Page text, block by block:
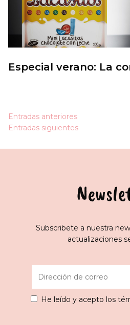
Especial verano: La
Navegación
Entradas anteriores
Entradas siguientes
Subscribete a nuestra
actualizaciones
He leído y acepto los